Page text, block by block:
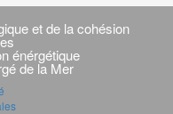
et de la cohésion
énérgétique
de la Mer